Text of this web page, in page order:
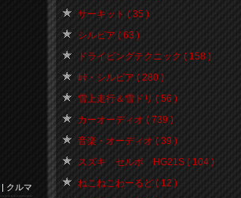
| クルマ
サーキット ( 35 )
シルビア ( 63 )
ドライビングテクニック ( 158 )
峠・シルビア ( 280 )
雪上走行＆雪ドリ ( 56 )
カーオーディオ ( 739 )
音楽・オーディオ ( 39 )
スズキ セルボ HG21S ( 104 )
ねこねこわーるど ( 12 )